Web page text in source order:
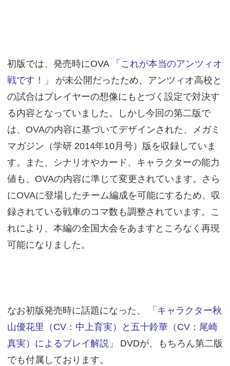
初版では、発売時にOVA
「これが本当のアンツィオ
戦です！」
が未公開だったため、アンツィオ高校と
の試合はプレイヤーの想像にもとづく設定で対決す
る内容となっていました。しかし今回の第二版で
は、OVAの内容に基づいてデザインされた、メガミ
マガジン（学研 2014年10月号）版を収録していま
す。また、シナリオやカード、キャラクターの能力
値も、OVAの内容に準じて変更されています。さら
にOVAに登場したチーム編成を可能にするため、収
録されている戦車のコマ数も調整されています。こ
れにより、本編の全国大会をあますところなく再現
可能になりました。
なお初版発売時に話題になった、
「キャラクター秋
山優花里（CV：中上育実）と五十鈴華（CV：尾崎
真実）によるプレイ解説」
DVDが、もちろん第二版
でも付属しております。